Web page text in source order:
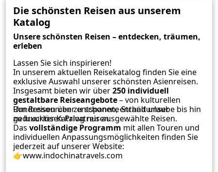
Die schönsten Reisen aus unserem
Katalog
Unsere schönsten Reisen – entdecken, träumen,
erleben
Lassen Sie sich inspirieren!
In unserem aktuellen Reisekatalog finden Sie eine
exklusive Auswahl unserer schönsten Asienreisen.
Insgesamt bieten wir über250 individuell
gestaltbare Reiseangebote– von kulturellen
Rundreisen über entspannte Strandurlaube bis hin
zu luxuriösen Privatreisen.
Um Ressourcen zu schonen, enthält unser
gedruckter Katalog nur ausgewählte Reisen.
Das vollständige Programm mit allen Touren und
individuellen Anpassungsmöglichkeiten finden Sie
jederzeit auf unserer Website:
👉www.indochinatravels.com